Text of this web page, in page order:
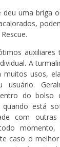
uma briga
auxiliares
A
usos,
usuário.
do bolso
está
com
caso o